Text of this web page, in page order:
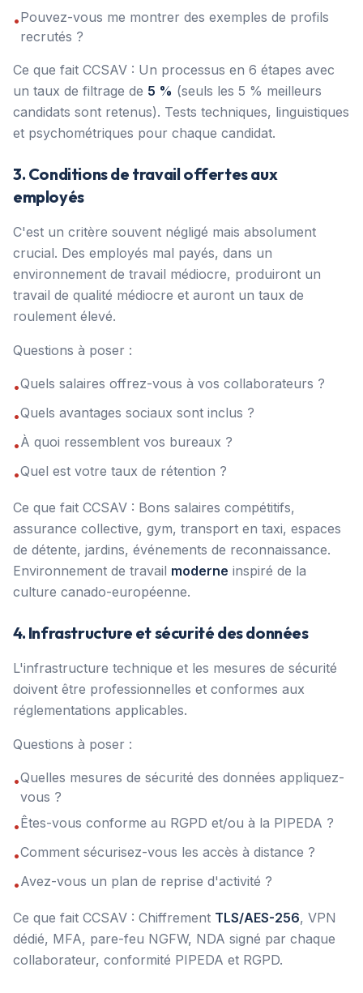
•Pouvez-vous me montrer des exemples de profils
recrutés ?
Ce que fait CCSAV : Un processus en 6 étapes avec
un taux de filtrage de 5 % (seuls les 5 % meilleurs
candidats sont retenus). Tests techniques, linguistiques
et psychométriques pour chaque candidat.
3. Conditions de travail offertes aux
employés
C'est un critère souvent négligé mais absolument
crucial. Des employés mal payés, dans un
environnement de travail médiocre, produiront un
travail de qualité médiocre et auront un taux de
roulement élevé.
Questions à poser :
•Quels salaires offrez-vous à vos collaborateurs ?
•Quels avantages sociaux sont inclus ?
•À quoi ressemblent vos bureaux ?
•Quel est votre taux de rétention ?
Ce que fait CCSAV : Bons salaires compétitifs,
assurance collective, gym, transport en taxi, espaces
de détente, jardins, événements de reconnaissance.
Environnement de travail moderne inspiré de la
culture canado-européenne.
4. Infrastructure et sécurité des données
L'infrastructure technique et les mesures de sécurité
doivent être professionnelles et conformes aux
réglementations applicables.
Questions à poser :
•Quelles mesures de sécurité des données appliquez-
vous ?
•Êtes-vous conforme au RGPD et/ou à la PIPEDA ?
•Comment sécurisez-vous les accès à distance ?
•Avez-vous un plan de reprise d'activité ?
Ce que fait CCSAV : Chiffrement TLS/AES-256, VPN
dédié, MFA, pare-feu NGFW, NDA signé par chaque
collaborateur, conformité PIPEDA et RGPD.